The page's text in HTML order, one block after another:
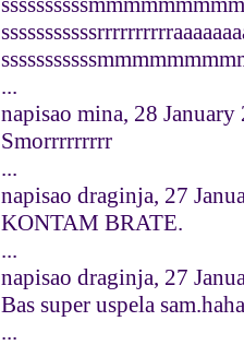
...
napisao mina, 28 January
Smorrrrrrrrr
...
napisao draginja, 27
KONTAM BRATE.
...
napisao draginja, 27
Bas super uspela
...